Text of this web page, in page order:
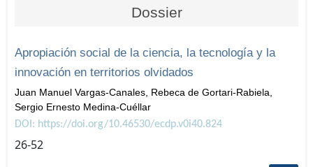
Dossier
Apropiación social de la ciencia, la tecnología y la
innovación en territorios olvidados
Juan Manuel Vargas-Canales, Rebeca de Gortari-Rabiela,
Sergio Ernesto Medina-Cuéllar
DOI: https://doi.org/10.46530/ecdp.v0i40.824
26-52